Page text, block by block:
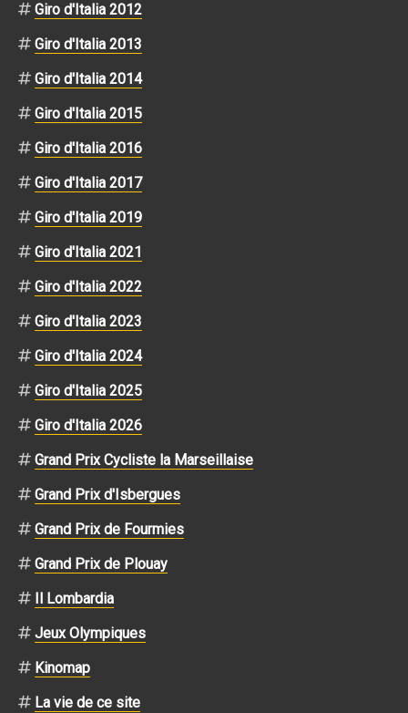
Giro d'Italia 2012
Giro d'Italia 2013
Giro d'Italia 2014
Giro d'Italia 2015
Giro d'Italia 2016
Giro d'Italia 2017
Giro d'Italia 2019
Giro d'Italia 2021
Giro d'Italia 2022
Giro d'Italia 2023
Giro d'Italia 2024
Giro d'Italia 2025
Giro d'Italia 2026
Grand Prix Cycliste la Marseillaise
Grand Prix d'Isbergues
Grand Prix de Fourmies
Grand Prix de Plouay
Il Lombardia
Jeux Olympiques
Kinomap
La vie de ce site